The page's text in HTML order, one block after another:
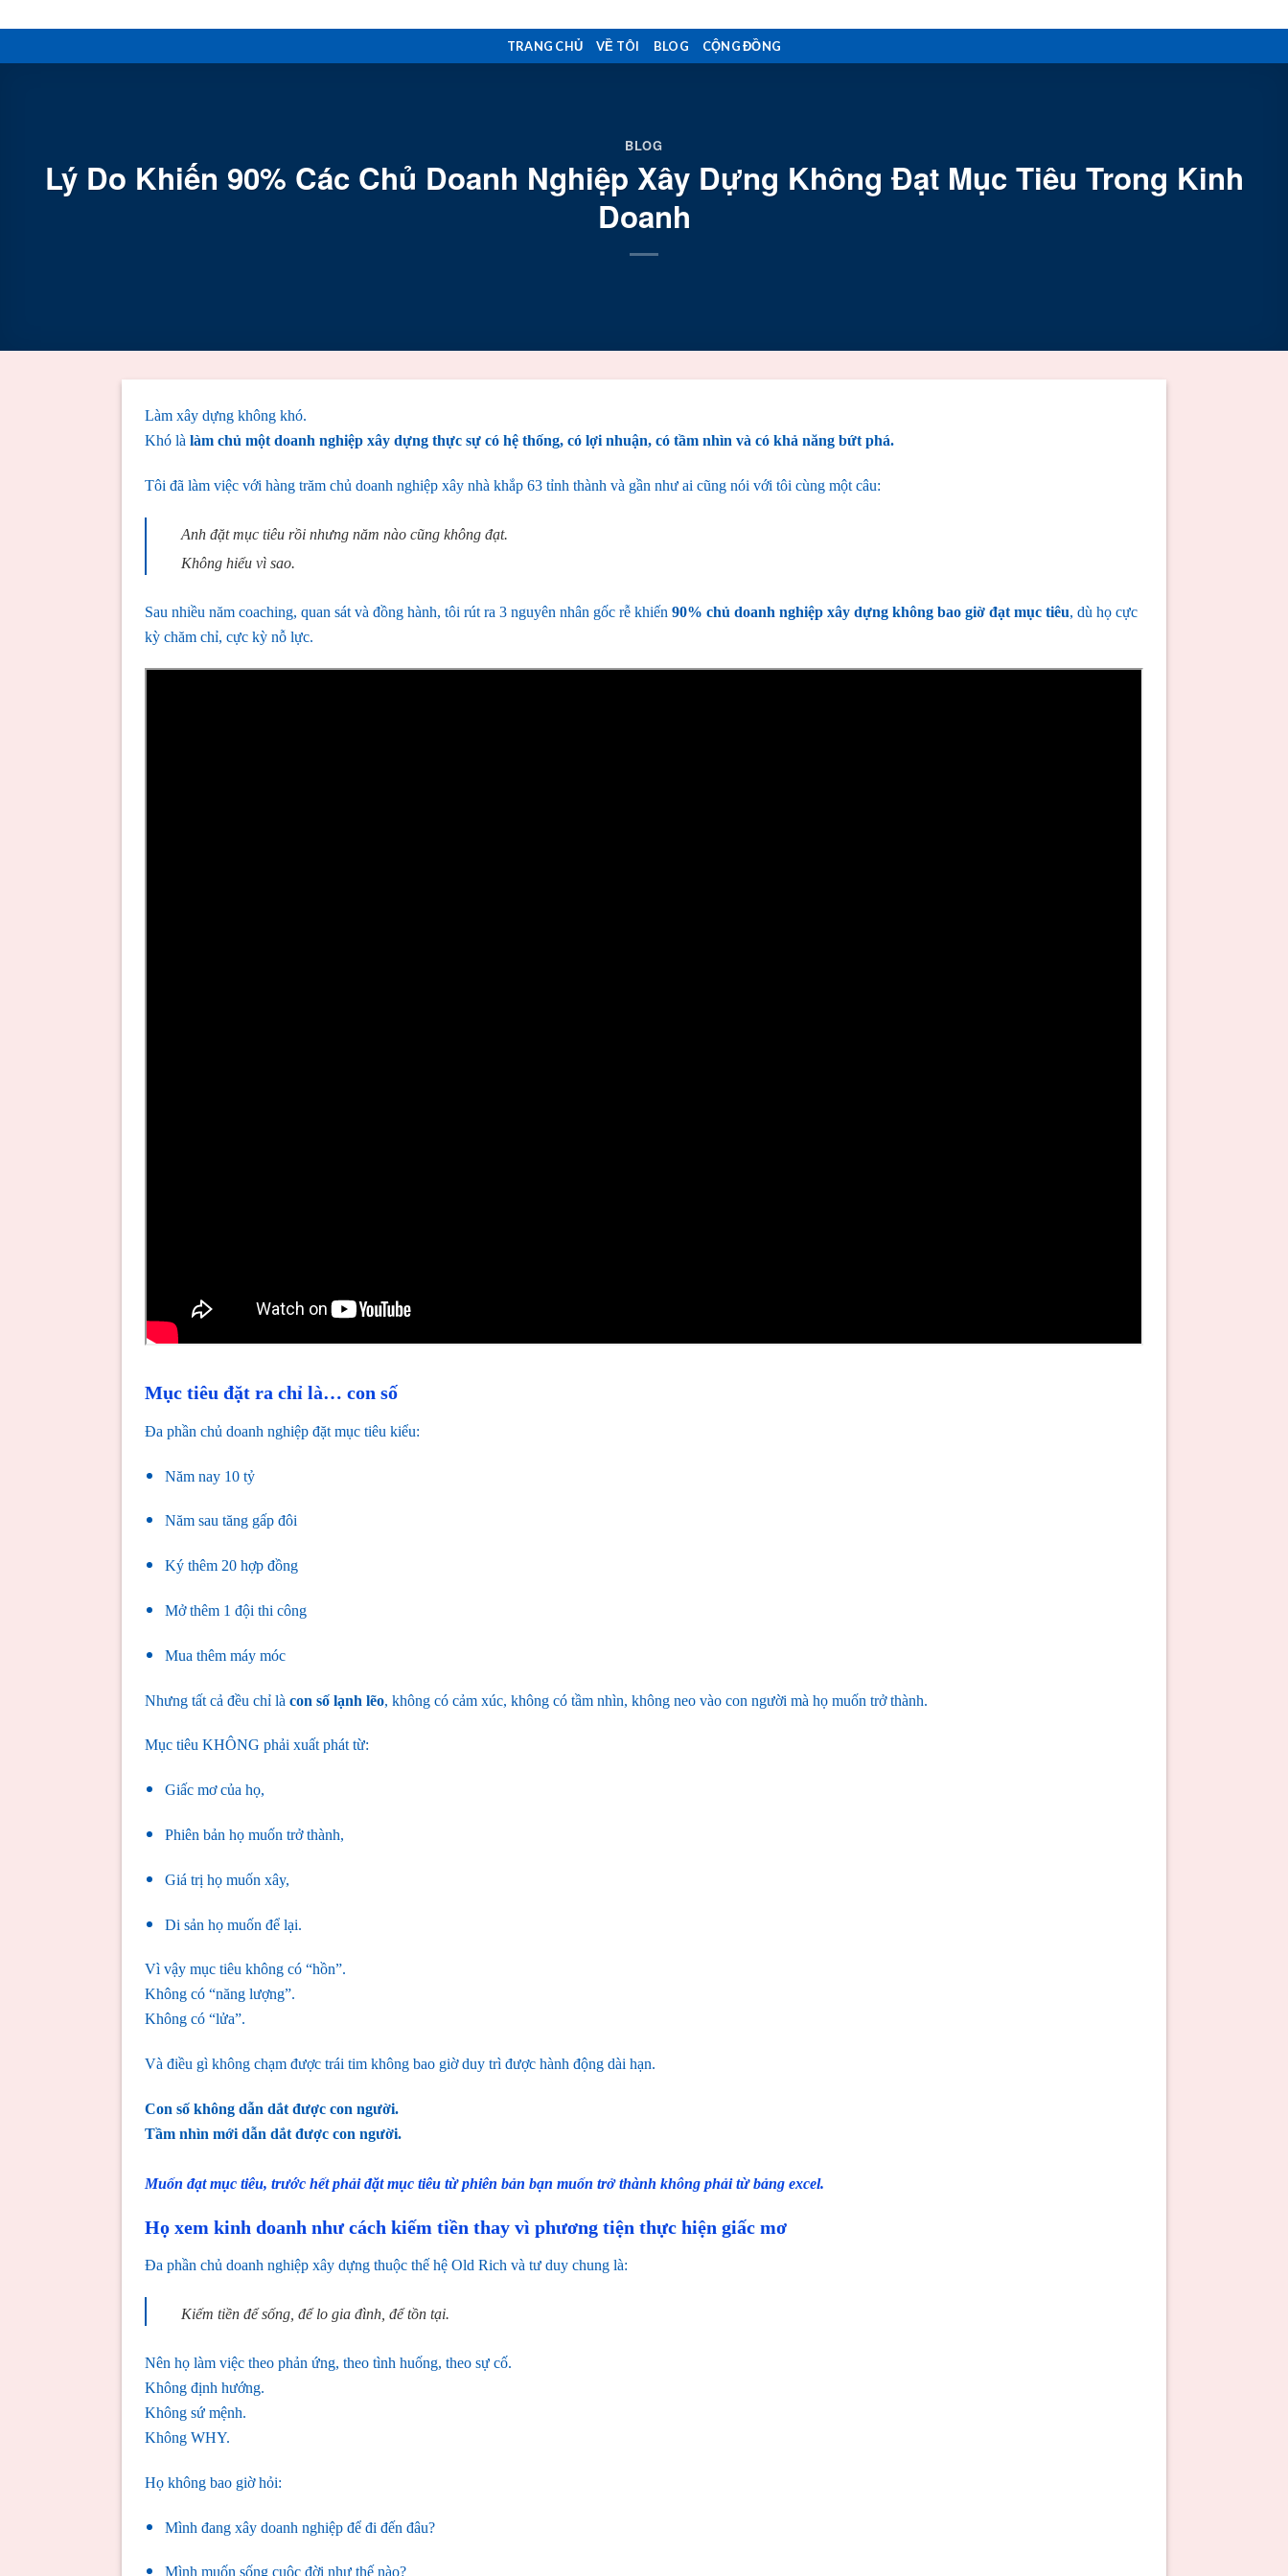
to
content
TRANG CHỦ VỀ TÔI BLOG CỘNG ĐỒNG
BLOG
Lý Do Khiến 90% Các Chủ Doanh Nghiệp Xây Dựng Không Đạt Mục Tiêu Trong Kinh
Doanh
Làm xây dựng không khó.
Khó là làm chủ một doanh nghiệp xây dựng thực sự có hệ thống, có lợi nhuận, có tầm nhìn và có khả năng bứt phá.
Tôi đã làm việc với hàng trăm chủ doanh nghiệp xây nhà khắp 63 tỉnh thành và gần như ai cũng nói với tôi cùng một câu:
Anh đặt mục tiêu rồi nhưng năm nào cũng không đạt.
Không hiểu vì sao.
Sau nhiều năm coaching, quan sát và đồng hành, tôi rút ra 3 nguyên nhân gốc rễ khiến 90% chủ doanh nghiệp xây dựng không bao giờ đạt mục tiêu, dù họ cực
kỳ chăm chỉ, cực kỳ nỗ lực.
Mục tiêu đặt ra chỉ là… con số
Đa phần chủ doanh nghiệp đặt mục tiêu kiểu:
Năm nay 10 tỷ
Năm sau tăng gấp đôi
Ký thêm 20 hợp đồng
Mở thêm 1 đội thi công
Mua thêm máy móc
Nhưng tất cả đều chỉ là con số lạnh lẽo, không có cảm xúc, không có tầm nhìn, không neo vào con người mà họ muốn trở thành.
Mục tiêu KHÔNG phải xuất phát từ:
Giấc mơ của họ,
Phiên bản họ muốn trở thành,
Giá trị họ muốn xây,
Di sản họ muốn để lại.
Vì vậy mục tiêu không có “hồn”.
Không có “năng lượng”.
Không có “lửa”.
Và điều gì không chạm được trái tim không bao giờ duy trì được hành động dài hạn.
Con số không dẫn dắt được con người.
Tầm nhìn mới dẫn dắt được con người.
Muốn đạt mục tiêu, trước hết phải đặt mục tiêu từ phiên bản bạn muốn trở thành không phải từ bảng excel.
Họ xem kinh doanh như cách kiếm tiền thay vì phương tiện thực hiện giấc mơ
Đa phần chủ doanh nghiệp xây dựng thuộc thế hệ Old Rich và tư duy chung là:
Kiếm tiền để sống, để lo gia đình, để tồn tại.
Nên họ làm việc theo phản ứng, theo tình huống, theo sự cố.
Không định hướng.
Không sứ mệnh.
Không WHY.
Họ không bao giờ hỏi:
Mình đang xây doanh nghiệp để đi đến đâu?
Mình muốn sống cuộc đời như thế nào?